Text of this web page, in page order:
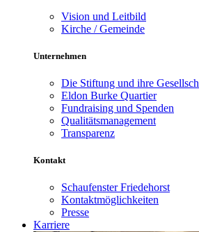
Vision und Leitbild
Kirche / Gemeinde
Unternehmen
Die Stiftung und ihre
Eldon Burke Quartier
Fundraising und Spenden
Qualitätsmanagement
Transparenz
Kontakt
Schaufenster Friedehorst
Kontaktmöglichkeiten
Presse
Karriere